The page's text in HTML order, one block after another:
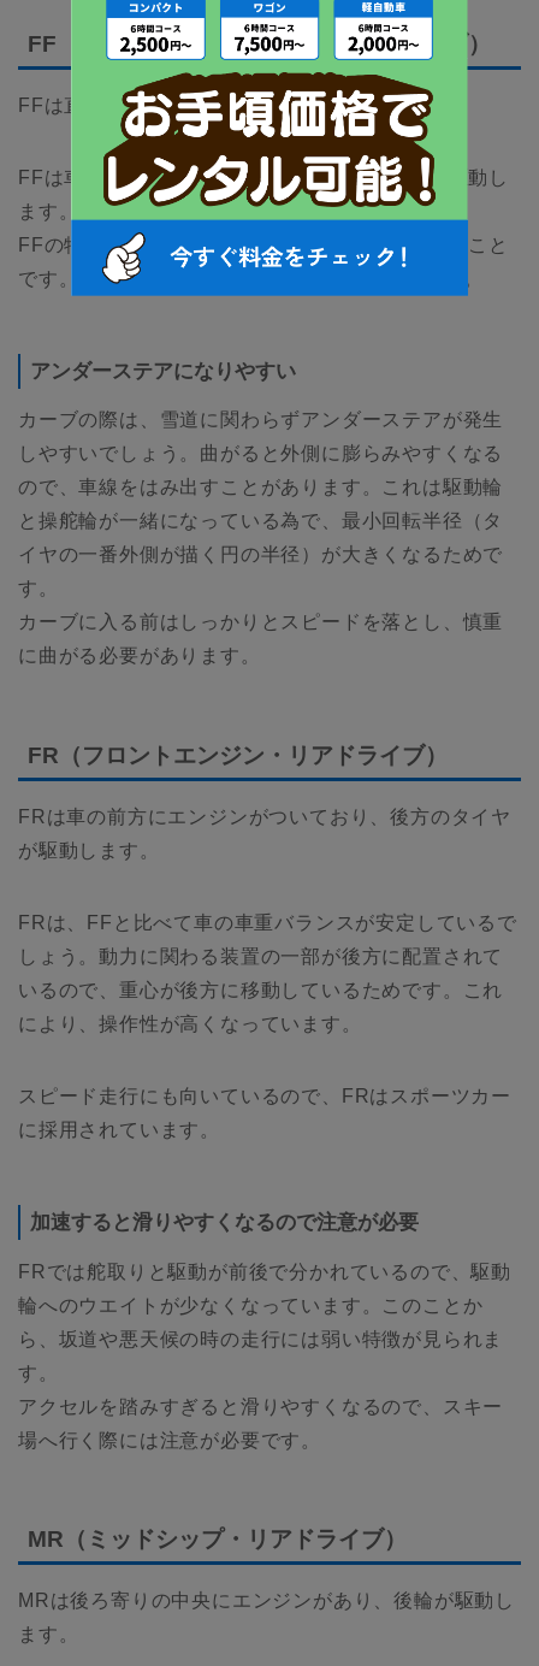
FF（フロントエンジン・フロントドライブ）
FFは直進に強いことがウリです。
FFは車の前方にエンジンが付いており、前輪が駆動し
ます。
FFの特徴は、直進を走る際の安定性に優れていること
です。この点は雪道でもあまり心配はいりません。
アンダーステアになりやすい
カーブの際は、雪道に関わらずアンダーステアが発生
しやすいでしょう。曲がると外側に膨らみやすくなる
ので、車線をはみ出すことがあります。これは駆動輪
と操舵輪が一緒になっている為で、最小回転半径（タ
イヤの一番外側が描く円の半径）が大きくなるためで
す。
カーブに入る前はしっかりとスピードを落とし、慎重
に曲がる必要があります。
FR（フロントエンジン・リアドライブ）
FRは車の前方にエンジンがついており、後方のタイヤ
が駆動します。
FRは、FFと比べて車の車重バランスが安定しているで
しょう。動力に関わる装置の一部が後方に配置されて
いるので、重心が後方に移動しているためです。これ
により、操作性が高くなっています。
スピード走行にも向いているので、FRはスポーツカー
に採用されています。
加速すると滑りやすくなるので注意が必要
FRでは舵取りと駆動が前後で分かれているので、駆動
輪へのウエイトが少なくなっています。このことか
ら、坂道や悪天候の時の走行には弱い特徴が見られま
す。
アクセルを踏みすぎると滑りやすくなるので、スキー
場へ行く際には注意が必要です。
MR（ミッドシップ・リアドライブ）
MRは後ろ寄りの中央にエンジンがあり、後輪が駆動し
ます。